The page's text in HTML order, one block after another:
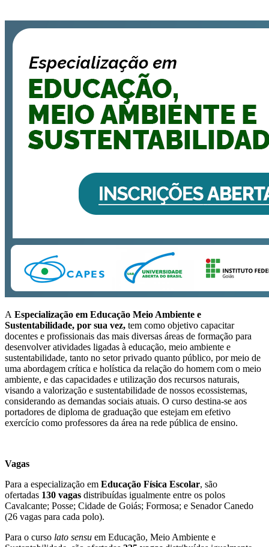
A Especialização em Educação Meio Ambiente e
Sustentabilidade, por sua vez, tem como objetivo capacitar
docentes e profissionais das mais diversas áreas de formação para
desenvolver atividades ligadas à educação, meio ambiente e
sustentabilidade, tanto no setor privado quanto público, por meio de
uma abordagem crítica e holística da relação do homem com o meio
ambiente, e das capacidades e utilização dos recursos naturais,
visando a valorização e sustentabilidade de nossos ecossistemas,
considerando as demandas sociais atuais. O curso destina-se aos
portadores de diploma de graduação que estejam em efetivo
exercício como professores da área na rede pública de ensino.
Vagas
Para a especialização em Educação Física Escolar, são
ofertadas 130 vagas distribuídas igualmente entre os polos
Cavalcante; Posse; Cidade de Goiás; Formosa; e Senador Canedo
(26 vagas para cada polo).
Para o curso lato sensu em Educação, Meio Ambiente e